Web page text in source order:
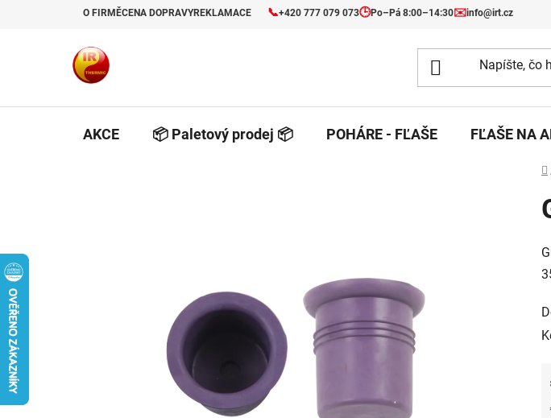
O FIRMĚCENA DOPRAVYREKLAMACE 📞+420 777 079 073🕒Po–Pá 8:00–14:30✉️info@irt.cz
AKCE 📦 Paletový prodej 📦 POHÁRE - FĽAŠE FĽAŠE NA